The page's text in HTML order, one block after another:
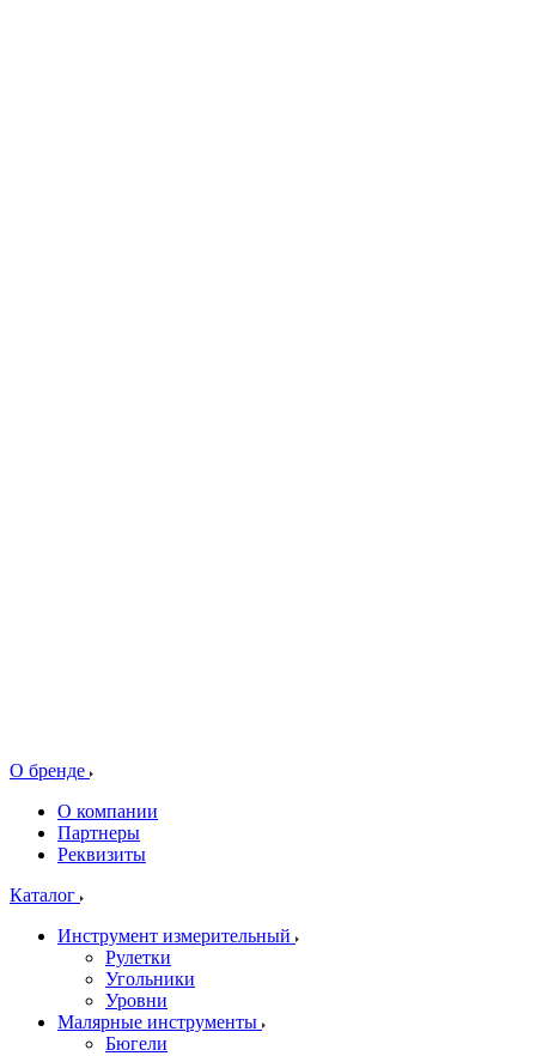
О бренде
О компании
Партнеры
Реквизиты
Каталог
Инструмент измерительный
Рулетки
Угольники
Уровни
Малярные инструменты
Бюгели